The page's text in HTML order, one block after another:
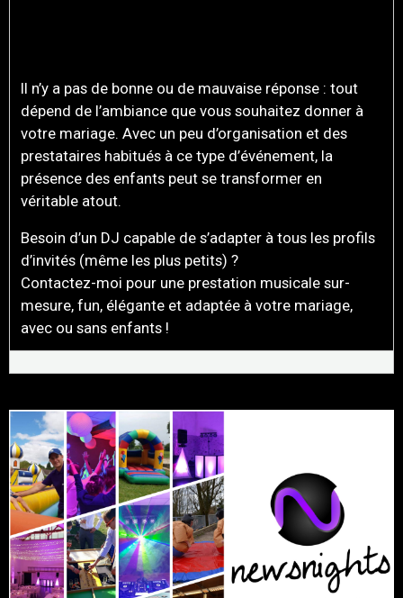
Il n’y a pas de bonne ou de mauvaise réponse : tout
dépend de l’ambiance que vous souhaitez donner à
votre mariage. Avec un peu d’organisation et des
prestataires habitués à ce type d’événement, la
présence des enfants peut se transformer en
véritable atout.
Besoin d’un DJ capable de s’adapter à tous les profils
d’invités (même les plus petits) ?
Contactez-moi pour une prestation musicale sur-
mesure, fun, élégante et adaptée à votre mariage,
avec ou sans enfants !